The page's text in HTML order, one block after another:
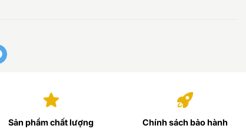
Sản phẩm chất lượng Chính sách bảo hành